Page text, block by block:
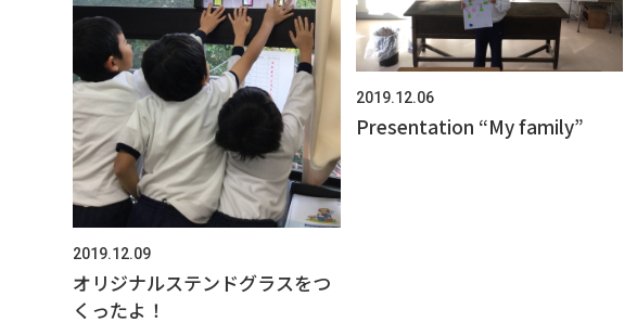
2019.12.09
オリジナルステンドグラスをつ
くったよ！
2019.12.06
Presentation “My family”